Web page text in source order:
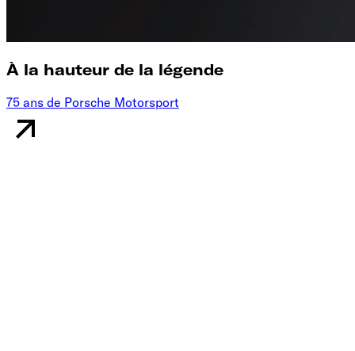
À la hauteur de la légende
75 ans de Porsche Motorsport